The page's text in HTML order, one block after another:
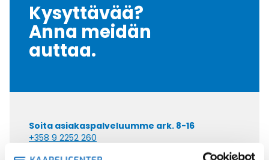
Kysyttävää?
Anna meidän
auttaa.
Soita asiakaspalveluumme ark. 8-16
+358 9 2252 260